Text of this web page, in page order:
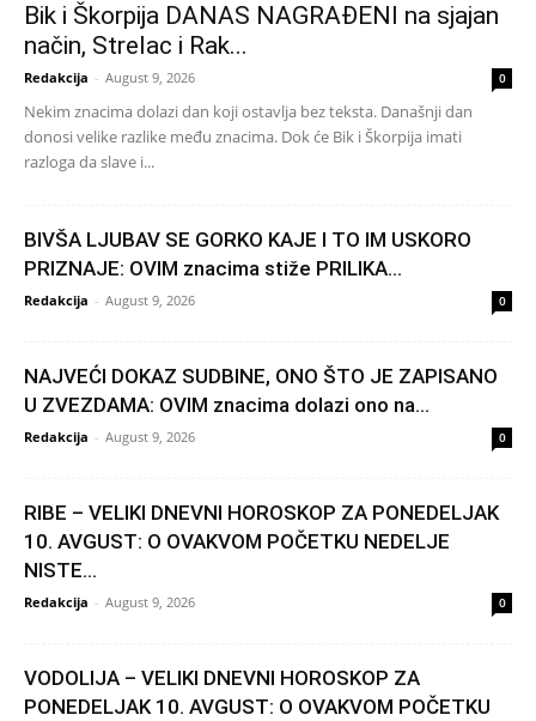
Bik i Škorpija DANAS NAGRAĐENI na sjajan
način, Strelac i Rak...
Redakcija - August 9, 2026 0
Nekim znacima dolazi dan koji ostavlja bez teksta. Današnji dan
donosi velike razlike među znacima. Dok će Bik i Škorpija imati
razloga da slave i...
BIVŠA LJUBAV SE GORKO KAJE I TO IM USKORO
PRIZNAJE: OVIM znacima stiže PRILIKA...
Redakcija - August 9, 2026 0
NAJVEĆI DOKAZ SUDBINE, ONO ŠTO JE ZAPISANO
U ZVEZDAMA: OVIM znacima dolazi ono na...
Redakcija - August 9, 2026 0
RIBE – VELIKI DNEVNI HOROSKOP ZA PONEDELJAK
10. AVGUST: O OVAKVOM POČETKU NEDELJE
NISTE...
Redakcija - August 9, 2026 0
VODOLIJA – VELIKI DNEVNI HOROSKOP ZA
PONEDELJAK 10. AVGUST: O OVAKVOM POČETKU